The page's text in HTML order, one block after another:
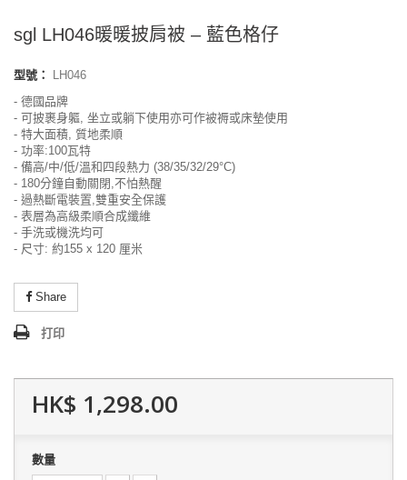
sgl LH046暖暖披肩被 – 藍色格仔
型號：
LH046
- 德國品牌
- 可披裹身軀, 坐立或躺下使用亦可作被褥或床墊使用
- 特大面積, 質地柔順
- 功率:100瓦特
- 備高/中/低/溫和四段熱力 (38/35/32/29°C)
- 180分鐘自動關閉,不怕熱醒
- 過熱斷電裝置,雙重安全保護
- 表層為高級柔順合成纖維
- 手洗或機洗均可
- 尺寸: 約155 x 120 厘米
Share
打印
HK$ 1,298.00
數量